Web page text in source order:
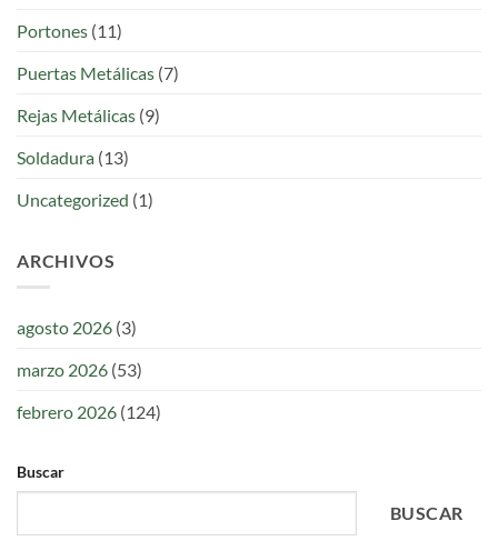
Portones (11)
Puertas Metálicas (7)
Rejas Metálicas (9)
Soldadura (13)
Uncategorized (1)
ARCHIVOS
agosto 2026 (3)
marzo 2026 (53)
febrero 2026 (124)
Buscar
BUSCAR